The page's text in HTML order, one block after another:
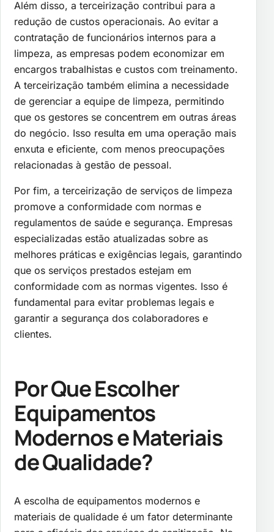
Além disso, a terceirização contribui para a
redução de custos operacionais. Ao evitar a
contratação de funcionários internos para a
limpeza, as empresas podem economizar em
encargos trabalhistas e custos com treinamento.
A terceirização também elimina a necessidade
de gerenciar a equipe de limpeza, permitindo
que os gestores se concentrem em outras áreas
do negócio. Isso resulta em uma operação mais
enxuta e eficiente, com menos preocupações
relacionadas à gestão de pessoal.
Por fim, a terceirização de serviços de limpeza
promove a conformidade com normas e
regulamentos de saúde e segurança. Empresas
especializadas estão atualizadas sobre as
melhores práticas e exigências legais, garantindo
que os serviços prestados estejam em
conformidade com as normas vigentes. Isso é
fundamental para evitar problemas legais e
garantir a segurança dos colaboradores e
clientes.
Por Que Escolher
Equipamentos
Modernos e Materiais
de Qualidade?
A escolha de equipamentos modernos e
materiais de qualidade é um fator determinante